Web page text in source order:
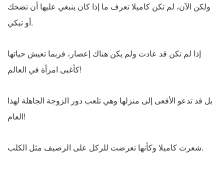
ولكن الآن، لم تكن كاميلا تعرف ما إذا كان ينبغي عليها أن تضحك
أو تبكي.
إذا لم تكن قد عادت ولم يكن هناك إعصار، فربما تعيش حياتها
كأغبى امرأة في العالم!
بل قد تدعو الأفعى إلى منزلها وهي تلعب دور الزوجة الجاهلة لهذا
العام!
شعرت كاميلا وكأنها تعرضت للركل على الرصيف مثل الكلب.